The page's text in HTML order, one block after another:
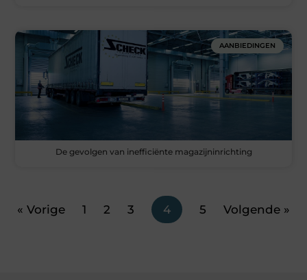
AANBIEDINGEN
De gevolgen van inefficiënte magazijninrichting
« Vorige 1 2 3 4 5 Volgende »